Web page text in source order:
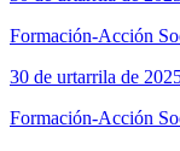
Formación-Acción
30 de urtarrila de
Formación-Acción